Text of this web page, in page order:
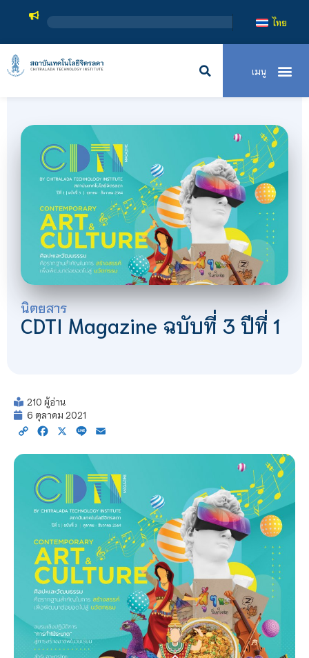
ไทย
นิตยสาร
CDTI Magazine ฉบับที่ 3 ปีที่ 1
210 ผู้อ่าน
6 ตุลาคม 2021
Copy Facebook
X Line